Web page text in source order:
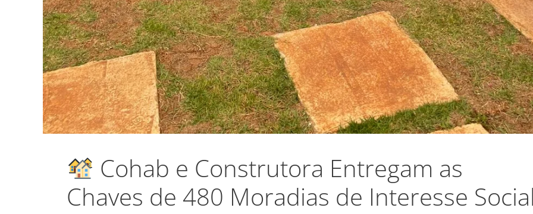
Cohab e Construtora Entregam as
Chaves de 480 Moradias de Interesse